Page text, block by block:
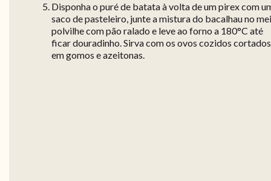
Disponha o puré de batata à volta de um pirex com
saco de pasteleiro, junte a mistura do bacalhau no
polvilhe com pão ralado e leve ao forno a 180°C até
ficar douradinho. Sirva com os ovos cozidos cortados
em gomos e azeitonas.